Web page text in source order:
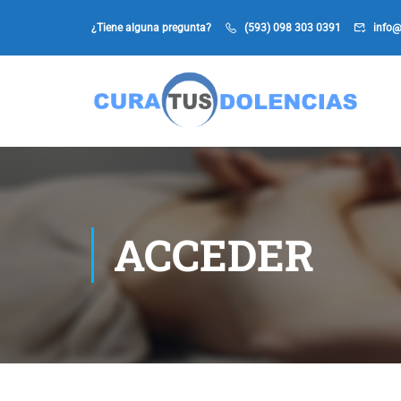
¿Tiene alguna pregunta? (593) 098 303 0391
ACCEDER